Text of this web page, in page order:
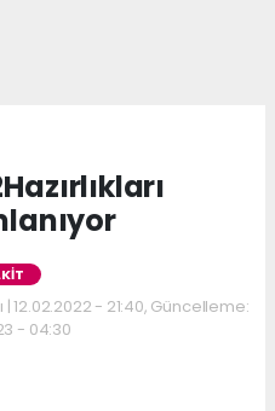
12.02.2022 - 21:40, Güncelleme:
- 04:30